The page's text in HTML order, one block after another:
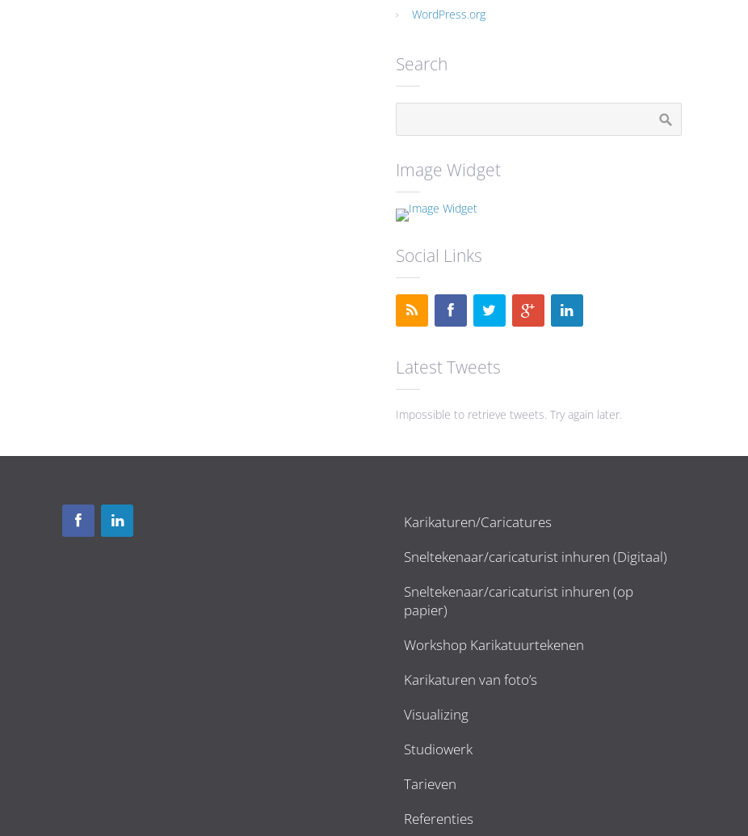
WordPress.org
Search
Image Widget
Social Links
Latest Tweets
Impossible to retrieve tweets. Try again later.
Karikaturen/Caricatures
Sneltekenaar/caricaturist inhuren (Digitaal)
Sneltekenaar/caricaturist inhuren (op
papier)
Workshop Karikatuurtekenen
Karikaturen van foto’s
Visualizing
Studiowerk
Tarieven
Referenties